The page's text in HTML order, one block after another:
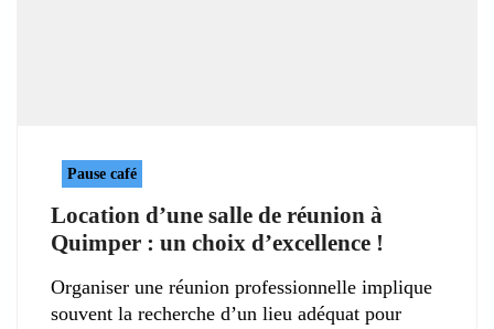
Pause café
Location d’une salle de réunion à
Quimper : un choix d’excellence !
Organiser une réunion professionnelle implique
souvent la recherche d’un lieu adéquat pour